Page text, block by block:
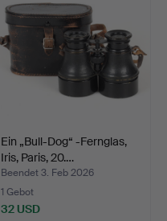
Ein „Bull-Dog“ -Fernglas,
Iris, Paris, 20.…
Beendet 3. Feb 2026
1 Gebot
32 USD